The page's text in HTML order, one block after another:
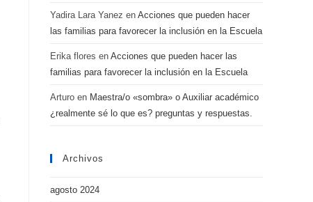
Yadira Lara Yanez en Acciones que pueden hacer
las familias para favorecer la inclusión en la Escuela
Erika flores en Acciones que pueden hacer las
familias para favorecer la inclusión en la Escuela
Arturo en Maestra/o «sombra» o Auxiliar académico
¿realmente sé lo que es? preguntas y respuestas.
Archivos
agosto 2024